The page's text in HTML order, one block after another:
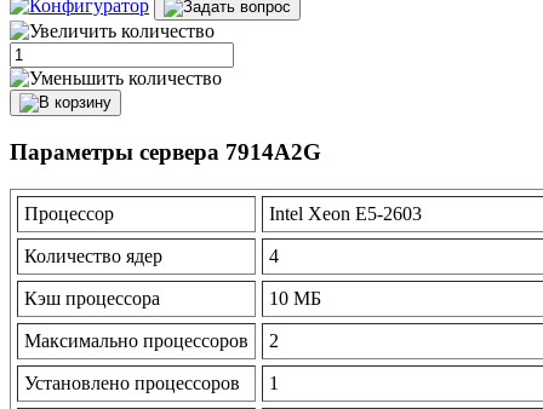
Параметры сервера 7914A2G
Процессор Intel Xeon E5-2603
Количество ядер 4
Кэш процессора 10 МБ
Максимально процессоров 2
Установлено процессоров 1